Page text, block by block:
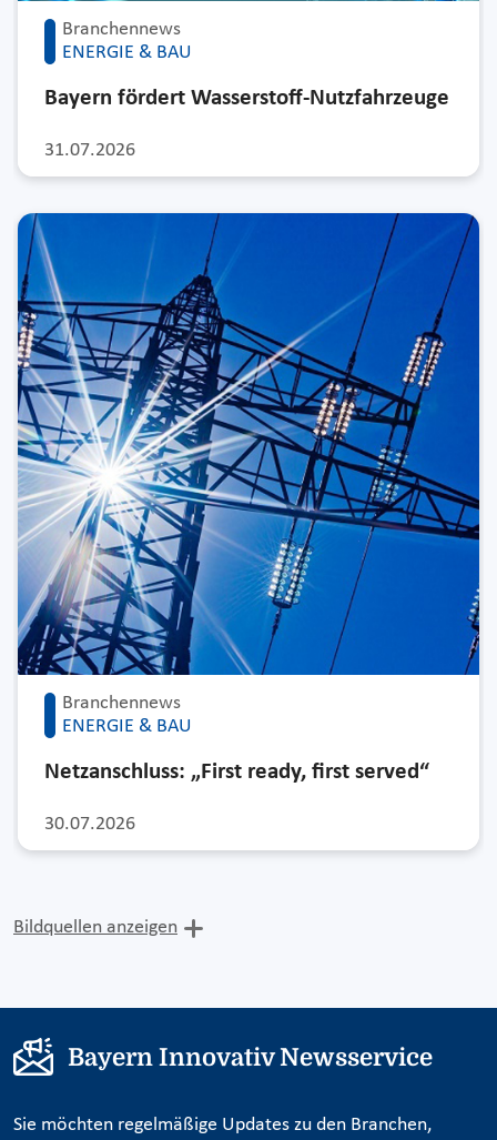
Branchennews
ENERGIE & BAU
31.07.2026
Bayern fördert Wasserstoff-Nutzfahrzeuge
Branchennews
ENERGIE & BAU
30.07.2026
Netzanschluss: „First ready, first served“
Bildquellen anzeigen
Bayern Innovativ Newsservice
Sie möchten regelmäßige Updates zu den Branchen,